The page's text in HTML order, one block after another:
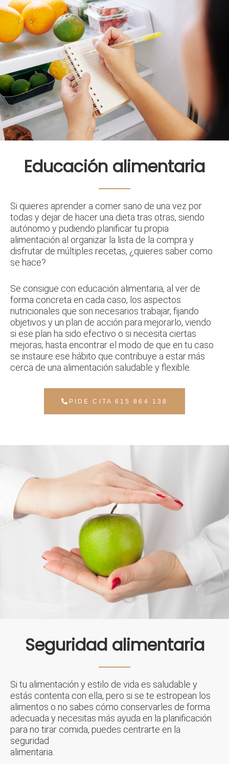
Educación alimentaria
Si quieres aprender a comer sano de una vez por
todas y dejar de hacer una dieta tras otras, siendo
autónomo y pudiendo planificar tu propia
alimentación al organizar la lista de la compra y
disfrutar de múltiples recetas, ¿quieres saber como
se hace?
Se consigue con educación alimentaria, al ver de
forma concreta en cada caso, los aspectos
nutricionales que son necesarios trabajar, fijando
objetivos y un plan de acción para mejorarlo, viendo
si ese plan ha sido efectivo o si necesita ciertas
mejoras; hasta encontrar el modo de que en tu caso
se instaure ese hábito que contribuye a estar más
cerca de una alimentación saludable y flexible.
PIDE CITA 615 864 138
Seguridad alimentaria
Si tu alimentación y estilo de vida es saludable y
estás contenta con ella, pero si se te estropean los
alimentos o no sabes cómo conservarles de forma
adecuada y necesitas más ayuda en la planificación
para no tirar comida, puedes centrarte en la
seguridad
alimentaria.